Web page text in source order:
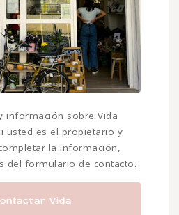
información sobre Vida
usted es el propietario y
la información,
del formulario de contacto.
Vida